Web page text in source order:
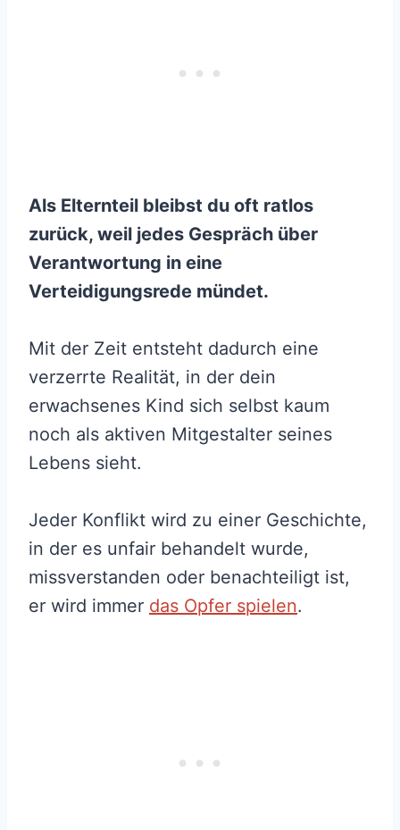
Als Elternteil bleibst du oft ratlos
zurück, weil jedes Gespräch über
Verantwortung in eine
Verteidigungsrede mündet.
Mit der Zeit entsteht dadurch eine
verzerrte Realität, in der dein
erwachsenes Kind sich selbst kaum
noch als aktiven Mitgestalter seines
Lebens sieht.
Jeder Konflikt wird zu einer Geschichte,
in der es unfair behandelt wurde,
missverstanden oder benachteiligt ist,
er wird immer das Opfer spielen.